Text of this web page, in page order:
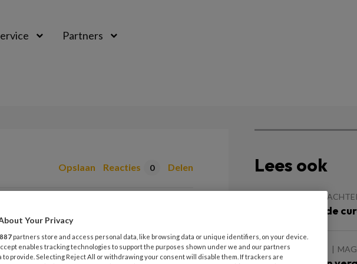
Partners
Opslaan Reacties 0 Delen Lees ook
Koester (ook) de
27 OKTOBER 2025
Your Privacy
887 partners store and access personal data, like browsing data or unique identifiers, on your device.
enables tracking technologies to support the purposes shown under we and our partners
to provide. Selecting Reject All or withdrawing your consent will disable them. If trackers are